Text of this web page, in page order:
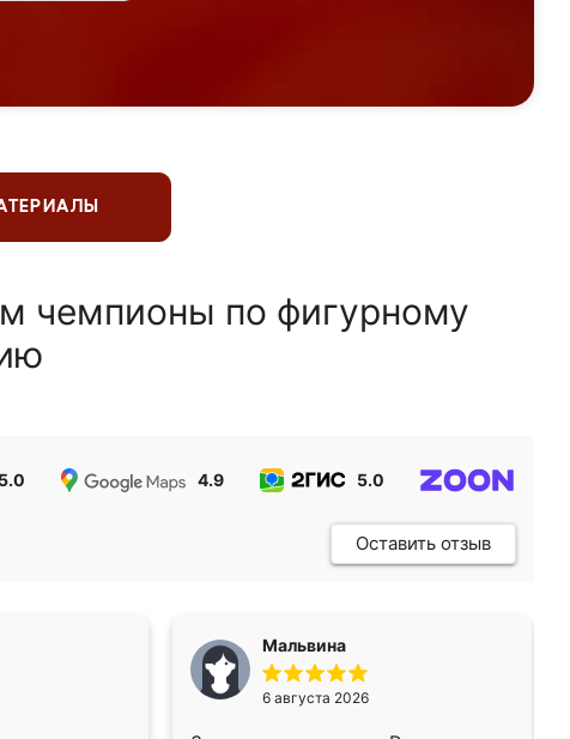
чемпионы по фигурному
5.0 4.9 5.0
Оставить отзыв
Мальвина
6 августа 2026